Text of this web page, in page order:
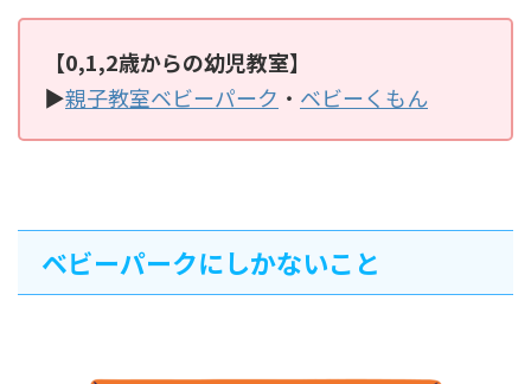
【0,1,2歳からの幼児教室】
▶親子教室ベビーパーク ・ ベビーくもん
ベビーパークにしかないこと